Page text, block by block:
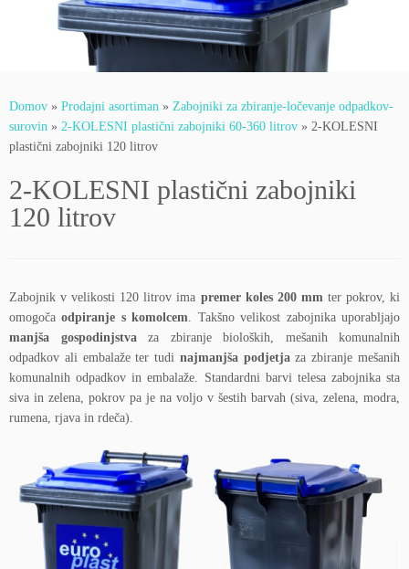
Domov » Prodajni asortiman » Zabojniki za zbiranje-ločevanje odpadkov-
surovin » 2-KOLESNI plastični zabojniki 60-360 litrov » 2-KOLESNI
plastični zabojniki 120 litrov
2-KOLESNI plastični zabojniki
120 litrov
Zabojnik v velikosti 120 litrov ima premer koles 200 mmter pokrov, ki
omogočaodpiranje s komolcem. Takšno velikost zabojnika uporabljajo
manjša gospodinjstvaza zbiranje bioloških, mešanih komunalnih
odpadkov ali embalaže ter tudi najmanjša podjetjaza zbiranje mešanih
komunalnih odpadkov in embalaže. Standardni barvi telesa zabojnika sta
siva in zelena, pokrov pa je na voljo v šestih barvah (siva, zelena, modra,
rumena, rjava in rdeča).